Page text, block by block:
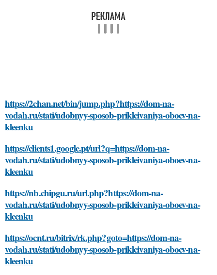
https://2chan.net/bin/jump.php?https://dom-na-
vodah.ru/stati/udobnyy-sposob-prikleivaniya-oboev-na-
kleenku
https://clients1.google.pt/url?q=https://dom-na-
vodah.ru/stati/udobnyy-sposob-prikleivaniya-oboev-na-
kleenku
https://nb.chipgu.ru/url.php?https://dom-na-
vodah.ru/stati/udobnyy-sposob-prikleivaniya-oboev-na-
kleenku
https://ocnt.ru/bitrix/rk.php?goto=https://dom-na-
vodah.ru/stati/udobnyy-sposob-prikleivaniya-oboev-na-
kleenku